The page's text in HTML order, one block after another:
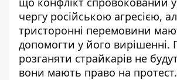
чергу російською агресією,
тристоронні перемовини
допомогти у його
розганяти страйкарів не
вони мають право на протест.